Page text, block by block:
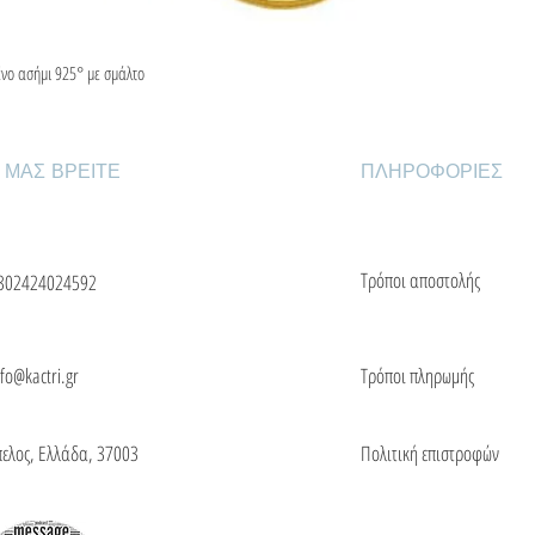
ασήμι 925° με σμάλτο
ΒΡΕΙΤΕ
Ελλάδα, 37003
ΠΛΗΡΟΦΟΡΙΕΣ
Τρόποι αποστολής
Τρόποι πληρωμής
Πολιτική επιστροφών